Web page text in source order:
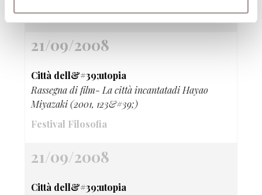
Festival Filosofia
21/09/2008
Città dell&#39;utopia
Rassegna di film- La città incantatadi Hayao
Miyazaki (2001, 123&#39;)
Festival Filosofia
21/09/2008
Città dell&#39;utopia